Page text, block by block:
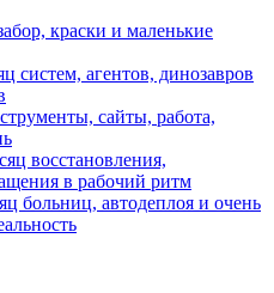
краски и маленькие
агентов, динозавров
сайты, работа,
восстановления,
в рабочий ритм
больниц, автодеплоя и очень